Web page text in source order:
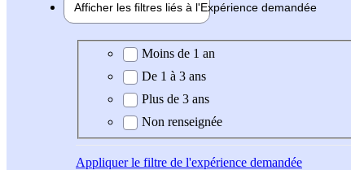
Afficher les filtres liés à l'Expérience demandée
Expérience demandée
Moins de 1 an
De 1 à 3 ans
Plus de 3 ans
Non renseignée
Appliquerle filtre de l'expérience demandée